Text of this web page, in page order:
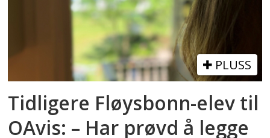
PLUSS
Tidligere Fløysbonn-elev til
OAvis: – Har prøvd å legge